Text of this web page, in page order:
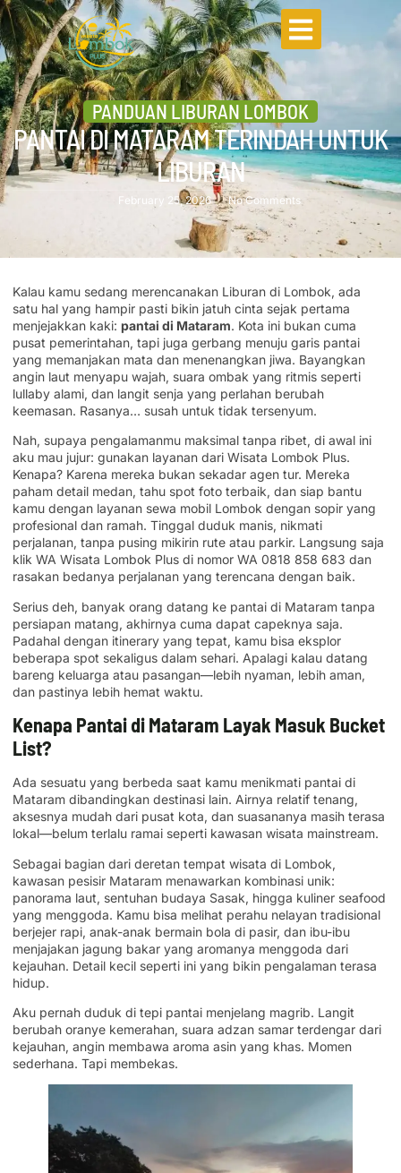
PANDUAN LIBURAN LOMBOK
PANTAI DI MATARAM TERINDAH UNTUK
LIBURAN
February 25, 2026 No Comments
Kalau kamu sedang merencanakan Liburan di Lombok, ada
satu hal yang hampir pasti bikin jatuh cinta sejak pertama
menjejakkan kaki: pantai di Mataram. Kota ini bukan cuma
pusat pemerintahan, tapi juga gerbang menuju garis pantai
yang memanjakan mata dan menenangkan jiwa. Bayangkan
angin laut menyapu wajah, suara ombak yang ritmis seperti
lullaby alami, dan langit senja yang perlahan berubah
keemasan. Rasanya… susah untuk tidak tersenyum.
Nah, supaya pengalamanmu maksimal tanpa ribet, di awal ini
aku mau jujur: gunakan layanan dari Wisata Lombok Plus.
Kenapa? Karena mereka bukan sekadar agen tur. Mereka
paham detail medan, tahu spot foto terbaik, dan siap bantu
kamu dengan layanan sewa mobil Lombok dengan sopir yang
profesional dan ramah. Tinggal duduk manis, nikmati
perjalanan, tanpa pusing mikirin rute atau parkir. Langsung saja
klik WA Wisata Lombok Plus di nomor WA 0818 858 683 dan
rasakan bedanya perjalanan yang terencana dengan baik.
Serius deh, banyak orang datang ke pantai di Mataram tanpa
persiapan matang, akhirnya cuma dapat capeknya saja.
Padahal dengan itinerary yang tepat, kamu bisa eksplor
beberapa spot sekaligus dalam sehari. Apalagi kalau datang
bareng keluarga atau pasangan—lebih nyaman, lebih aman,
dan pastinya lebih hemat waktu.
Kenapa Pantai di Mataram Layak Masuk Bucket
List?
Ada sesuatu yang berbeda saat kamu menikmati pantai di
Mataram dibandingkan destinasi lain. Airnya relatif tenang,
aksesnya mudah dari pusat kota, dan suasananya masih terasa
lokal—belum terlalu ramai seperti kawasan wisata mainstream.
Sebagai bagian dari deretan tempat wisata di Lombok,
kawasan pesisir Mataram menawarkan kombinasi unik:
panorama laut, sentuhan budaya Sasak, hingga kuliner seafood
yang menggoda. Kamu bisa melihat perahu nelayan tradisional
berjejer rapi, anak-anak bermain bola di pasir, dan ibu-ibu
menjajakan jagung bakar yang aromanya menggoda dari
kejauhan. Detail kecil seperti ini yang bikin pengalaman terasa
hidup.
Aku pernah duduk di tepi pantai menjelang magrib. Langit
berubah oranye kemerahan, suara adzan samar terdengar dari
kejauhan, angin membawa aroma asin yang khas. Momen
sederhana. Tapi membekas.